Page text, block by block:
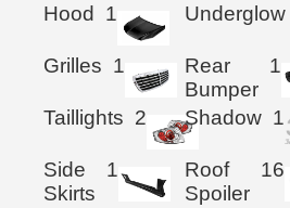
Hood 1 Underglow
Grilles 1
Rear
Bumper
1
Taillights 2 Shadow 1
Side
Skirts
1
Roof
Spoiler
16